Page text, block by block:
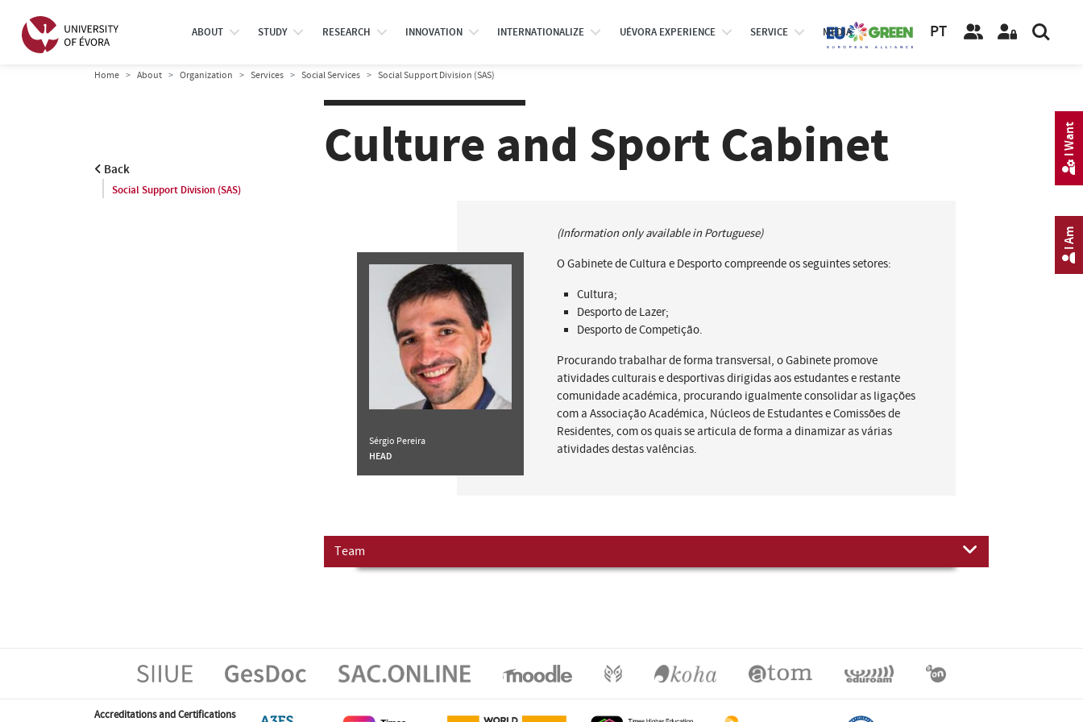
ABOUT STUDY RESEARCH INNOVATION INTERNATIONALIZE UÉVORA EXPERIENCE SERVICE MEDIA PT
Home About Organization Services Social Services Social Support Division (SAS)
Back
Social Support Division (SAS)
Culture and Sport Cabinet
Sérgio Pereira
HEAD
(Information only available in Portuguese)
O Gabinete de Cultura e Desporto compreende os seguintes setores:
Cultura;
Desporto de Lazer;
Desporto de Competição.
Procurando trabalhar de forma transversal, o Gabinete promove
atividades culturais e desportivas dirigidas aos estudantes e restante
comunidade académica, procurando igualmente consolidar as ligações
com a Associação Académica, Núcleos de Estudantes e Comissões de
Residentes, com os quais se articula de forma a dinamizar as várias
atividades destas valências.
Team
Accreditations and Certifications
I Am
I Want